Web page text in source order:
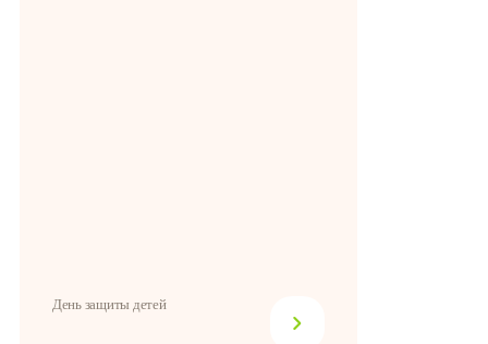
День защиты детей